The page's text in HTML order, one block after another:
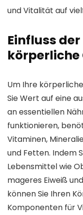
und Vitalität auf
Einfluss
körperliche
Um Ihre
Sie Wert auf eine
an essentiellen
funktionieren,
Vitaminen,
und Fetten. Indem
Lebensmittel wie
mageres Eiweiß
können Sie Ihren
Komponenten für